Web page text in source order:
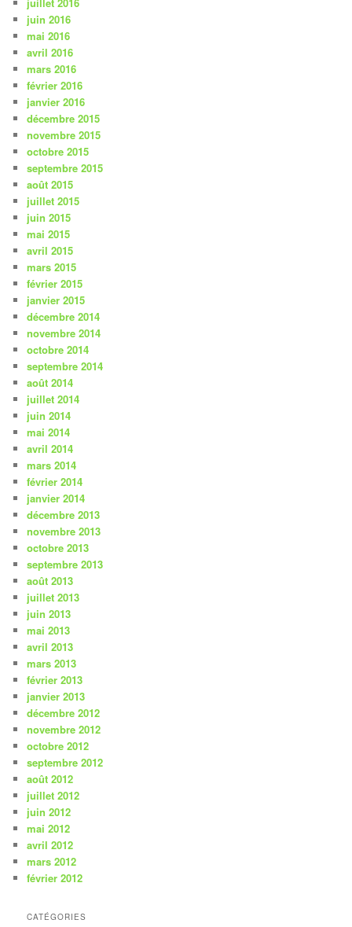
juin 2016
mai 2016
avril 2016
mars 2016
février 2016
janvier 2016
décembre 2015
novembre 2015
octobre 2015
septembre 2015
août 2015
juillet 2015
juin 2015
mai 2015
avril 2015
mars 2015
février 2015
janvier 2015
décembre 2014
novembre 2014
octobre 2014
septembre 2014
août 2014
juillet 2014
juin 2014
mai 2014
avril 2014
mars 2014
février 2014
janvier 2014
décembre 2013
novembre 2013
octobre 2013
septembre 2013
août 2013
juillet 2013
juin 2013
mai 2013
avril 2013
mars 2013
février 2013
janvier 2013
décembre 2012
novembre 2012
octobre 2012
septembre 2012
août 2012
juillet 2012
juin 2012
mai 2012
avril 2012
mars 2012
février 2012
CATÉGORIES